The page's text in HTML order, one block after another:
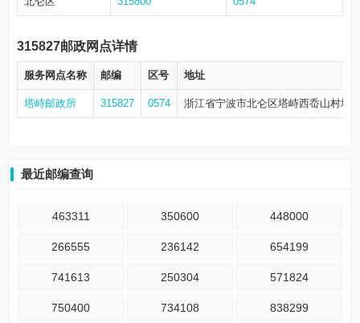
315827邮政网点详情
服务网点名称 邮编 区号 地址
塔峙邮政所 315827 0574 浙江省宁波市北仑区塔峙西岙山村城
最近邮编查询
463311 350600 448000
266555 236142 654199
741613 250304 571824
750400 734108 838299